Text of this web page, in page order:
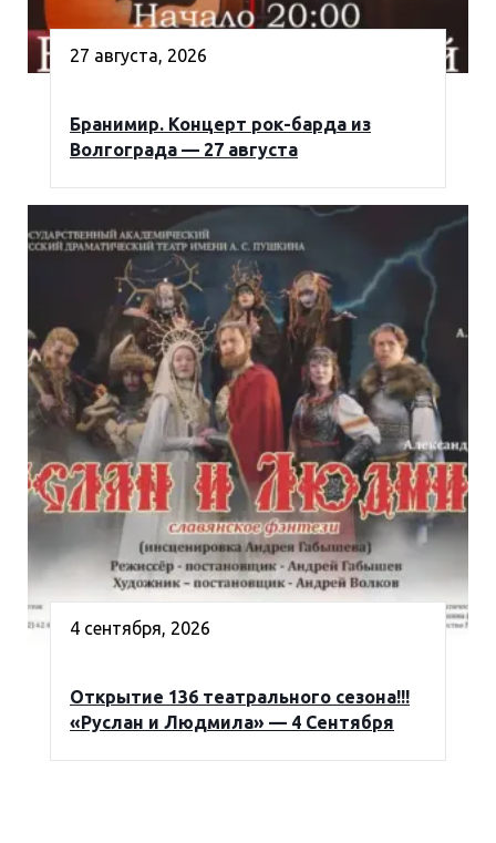
27 августа, 2026
Бранимир. Концерт рок-барда из
Волгограда — 27 августа
4 сентября, 2026
Открытие 136 театрального сезона!!!
«Руслан и Людмила» — 4 Сентября